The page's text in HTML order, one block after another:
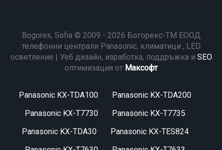
Bogorex, Sofia © 2009 - 2026 Богорекс-ТМ ЕООД
телефонни централи Panasonic, климатици , LED
осветление | Уеб дизайн, изработка, поддръжка и SEO
оптимизация от Максофт
Panasonic KX-TDA100
Panasonic KX-TDA200
Panasonic KX-T7730
Panasonic KX-T7735
Panasonic KX-TDA30
Panasonic KX-TES824